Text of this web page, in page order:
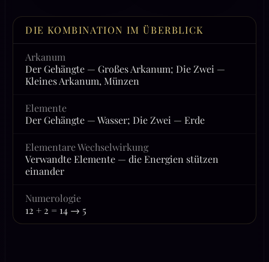
DIE KOMBINATION IM ÜBERBLICK
Arkanum
Der Gehängte — Großes Arkanum; Die Zwei —
Kleines Arkanum, Münzen
Elemente
Der Gehängte — Wasser; Die Zwei — Erde
Elementare Wechselwirkung
Verwandte Elemente — die Energien stützen
einander
Numerologie
12 + 2 = 14 → 5